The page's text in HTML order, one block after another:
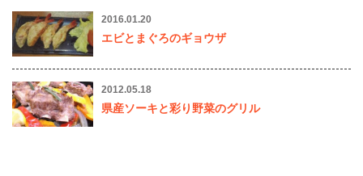
2016.01.20
エビとまぐろのギョウザ
2012.05.18
県産ソーキと彩り野菜のグリル